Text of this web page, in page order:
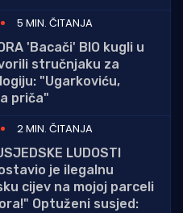
5 MIN. ČITANJA
'Bacači' BIO kugli u
stručnjaku za
"Ugarkoviću,
priča"
2 MIN. ČITANJA
LUDOSTI
je ilegalnu
cijev na mojoj parceli
Optuženi susjed: